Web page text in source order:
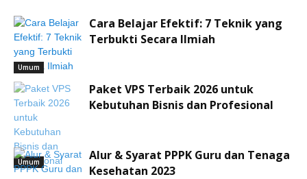
Umum
Cara Belajar Efektif: 7 Teknik yang
Terbukti Secara Ilmiah
Umum
Paket VPS Terbaik 2026 untuk
Kebutuhan Bisnis dan Profesional
Alur & Syarat PPPK Guru dan Tenaga
Kesehatan 2023